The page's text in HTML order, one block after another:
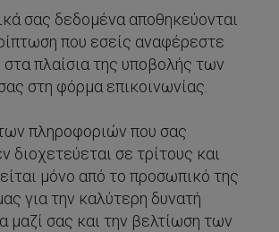
σας δεδομένα αποθηκεύονται
που εσείς αναφέρεστε
στα πλαίσια της υποβολής των
στη φόρμα επικοινωνίας.
πληροφοριών που σας
διοχετεύεται σε τρίτους και
μόνο από το προσωπικό της
για την καλύτερη δυνατή
μαζί σας και την βελτίωση των